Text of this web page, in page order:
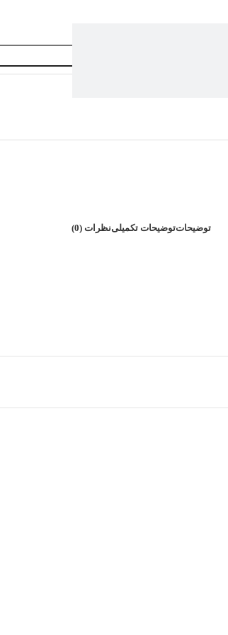
توضیحاتتوضیحات تکمیلینظرات (0)